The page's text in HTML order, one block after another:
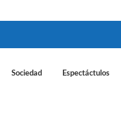
Sociedad Espectáctulos